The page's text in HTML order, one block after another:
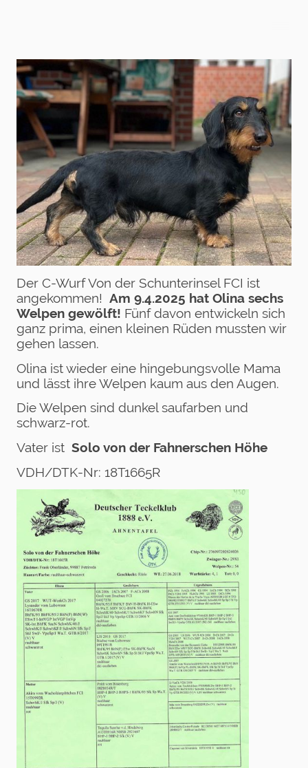
Der C-Wurf Von der Schunterinsel FCI ist
angekommen! Am 9.4.2025 hat Olina sechs
Welpen gewölft! Fünf davon entwickeln sich
ganz prima, einen kleinen Rüden mussten wir
gehen lassen.
Olina ist wieder eine hingebungsvolle Mama
und lässt ihre Welpen kaum aus den Augen.
Die Welpen sind dunkel saufarben und
schwarz-rot.
Vater ist Solo von der Fahnerschen Höhe
VDH/DTK-Nr: 18T1665R